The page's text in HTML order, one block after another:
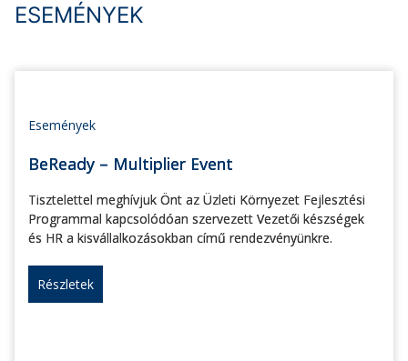
ESEMÉNYEK
Események
BeReady – Multiplier Event
Tisztelettel meghívjuk Önt az Üzleti Környezet Fejlesztési
Programmal kapcsolódóan szervezett Vezetői készségek
és HR a kisvállalkozásokban című rendezvényünkre.
Részletek